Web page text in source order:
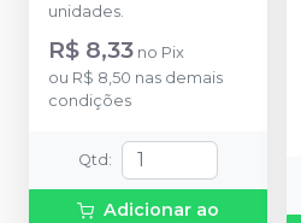
unidades.
R$ 8,33 no Pix
ou R$ 8,50 nas demais
condições
Qtd :
Adicionar ao